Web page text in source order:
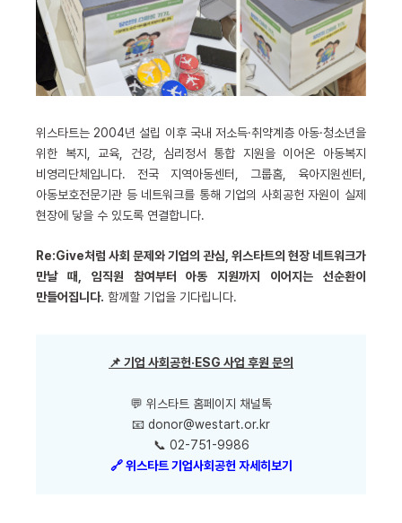
위스타트는 2004년 설립 이후 국내 저소득·취약계층 아동·청소년을
위한 복지, 교육, 건강, 심리정서 통합 지원을 이어온 아동복지
비영리단체입니다. 전국 지역아동센터, 그룹홈, 육아지원센터,
아동보호전문기관 등 네트워크를 통해 기업의 사회공헌 자원이 실제
현장에 닿을 수 있도록 연결합니다.
Re:Give처럼 사회 문제와 기업의 관심, 위스타트의 현장 네트워크가
만날 때, 임직원 참여부터 아동 지원까지 이어지는 선순환이
만들어집니다. 함께할 기업을 기다립니다.
📌 기업 사회공헌·ESG 사업 후원 문의
💬 위스타트 홈페이지 채널톡
📧 donor@westart.or.kr
📞 02-751-9986
🔗 위스타트 기업사회공헌 자세히보기